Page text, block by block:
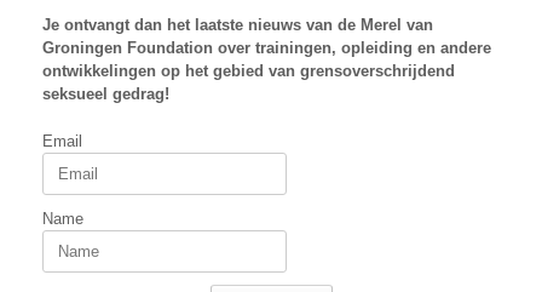
Je ontvangt dan het laatste nieuws van de Merel van
Groningen Foundation over trainingen, opleiding en andere
ontwikkelingen op het gebied van grensoverschrijdend
seksueel gedrag!
Email
Name